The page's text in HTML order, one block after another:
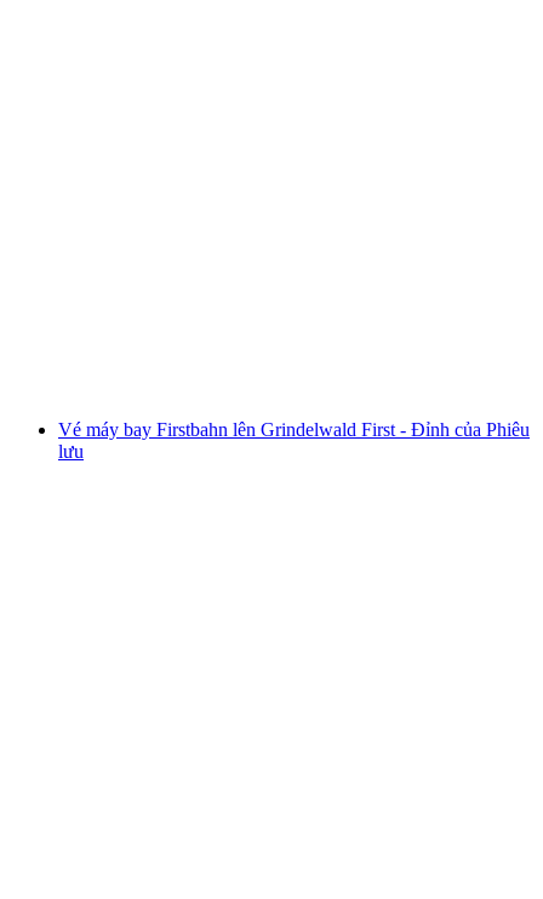
Vé máy bay Firstbahn lên Grindelwald First - Đỉnh của Phiêu
lưu